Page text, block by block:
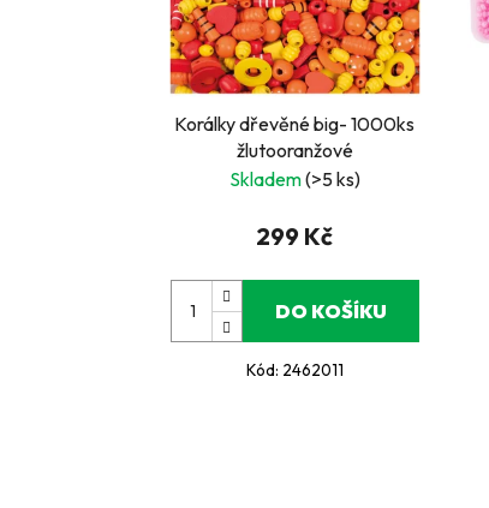
Korálky dřevěné big- 1000ks
žlutooranžové
Skladem(>5 ks)
299 Kč
DO KOŠÍKU
Kód: 2462011